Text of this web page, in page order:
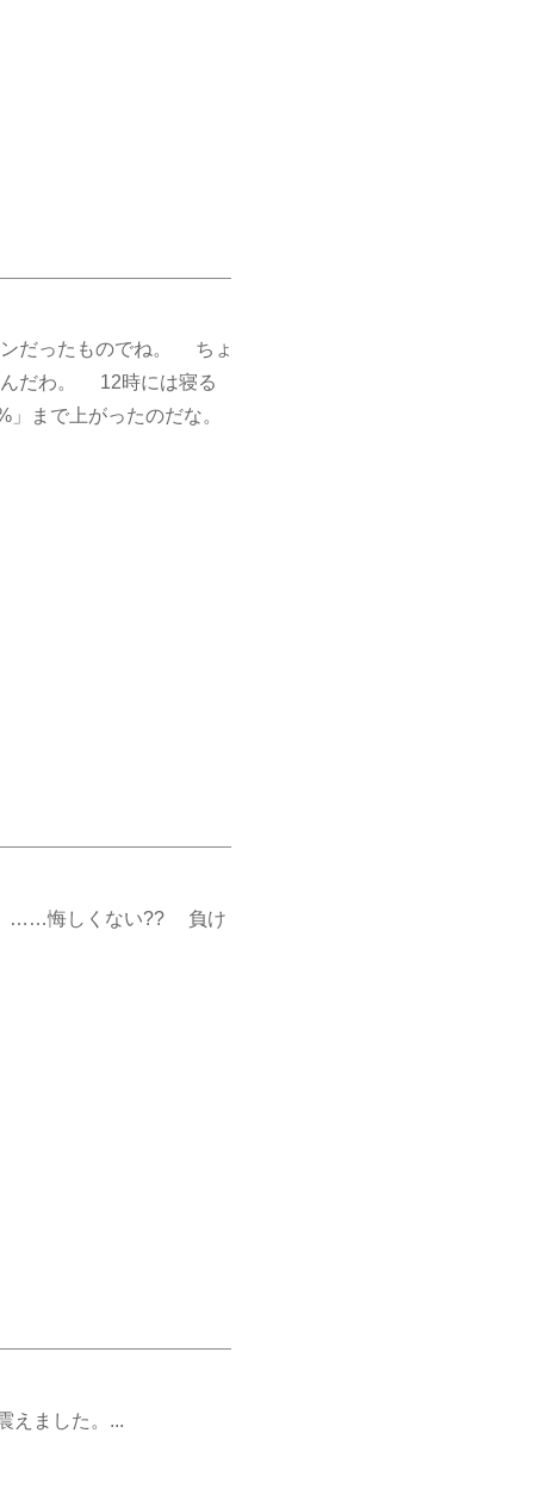
だったものでね。 ちょ
んだわ。 12時には寝る
まで上がったのだな。
……悔しくない?? 負け
えました。...